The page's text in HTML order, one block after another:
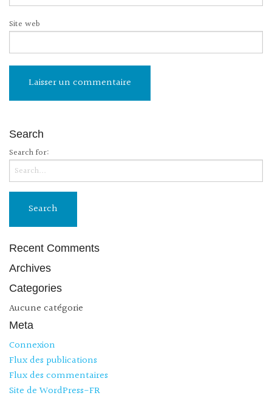
Site web
Search
Search for:
Recent Comments
Archives
Categories
Aucune catégorie
Meta
Connexion
Flux des publications
Flux des commentaires
Site de WordPress-FR